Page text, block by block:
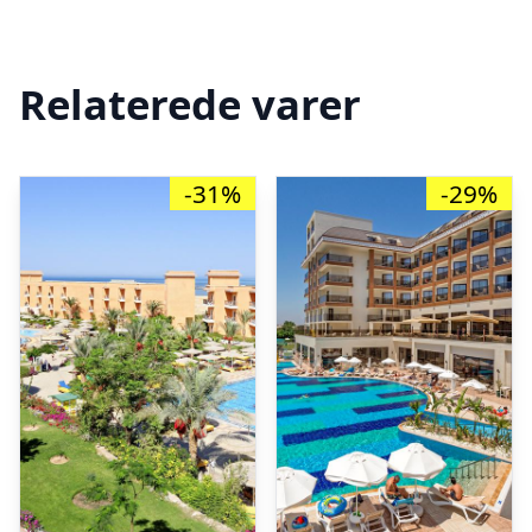
Relaterede varer
-31% -29%